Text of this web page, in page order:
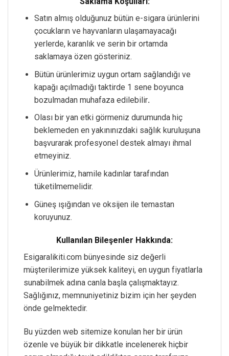
Satın almış olduğunuz bütün e-sigara ürünlerini
çocukların ve hayvanların ulaşamayacağı
yerlerde, karanlık ve serin bir ortamda
saklamaya özen gösteriniz.
Bütün ürünlerimiz uygun ortam sağlandığı ve
kapağı açılmadığı taktirde 1 sene boyunca
bozulmadan muhafaza edilebilir.
Olası bir yan etki görmeniz durumunda hiç
beklemeden en yakınınızdaki sağlık kuruluşuna
başvurarak profesyonel destek almayı ihmal
etmeyiniz.
Ürünlerimiz, hamile kadınlar tarafından
tüketilmemelidir.
Güneş ışığından ve oksijen ile temastan
koruyunuz.
Kullanılan Bileşenler Hakkında:
Esigaralikiti.com bünyesinde siz değerli
müşterilerimize yüksek kaliteyi, en uygun fiyatlarla
sunabilmek adına canla başla çalışmaktayız.
Sağlığınız, memnuniyetiniz bizim için her şeyden
önde gelmektedir.
Bu yüzden web sitemize konulan her bir ürün
özenle ve büyük bir dikkatle incelenerek hiçbir